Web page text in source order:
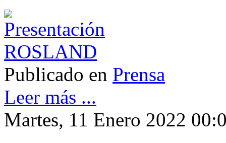
Publicado en Prensa
Leer más ...
Martes, 11 Enero 2022